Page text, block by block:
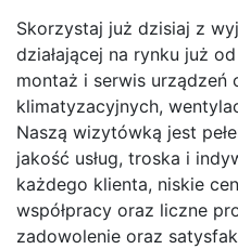
Skorzystaj już dzisiaj z
działającej na rynku już
montaż i serwis urządzeń
klimatyzacyjnych,
Naszą wizytówką jest
jakość usług, troska i
każdego klienta, niskie
współpracy oraz liczne
zadowolenie oraz